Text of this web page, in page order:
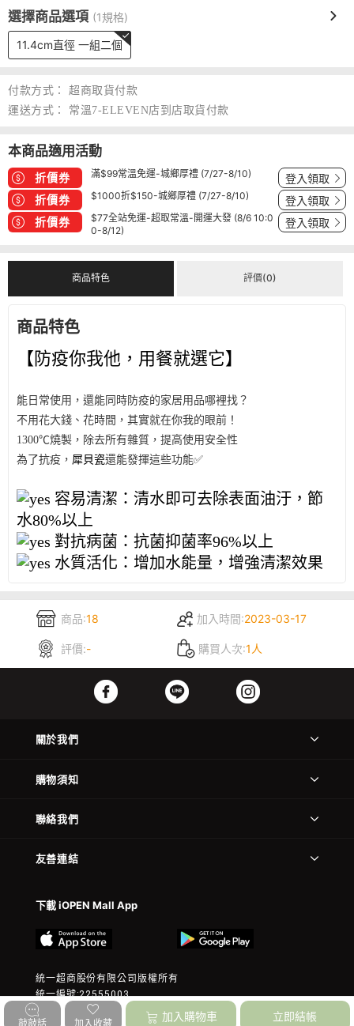
選擇商品選項 (1規格)
11.4cm直徑 一組二個
敲敲話 加入收藏
加入購物車 立即結帳
付款方式：
超商取貨付款
運送方式：
常溫7-ELEVEN店到店取貨付款
本商品適用活動
折價券 滿$99常溫免運-城鄉厚禮 (7/27-8/10) 登入領取
折價券 $1000折$150-城鄉厚禮 (7/27-8/10) 登入領取
折價券
$77全站免運-超取常溫-開運大發 (8/6 10:0
0-8/12)
登入領取
商品特色 評價(0)
商品特色
【防疫你我他，用餐就選它】
能日常使用，還能同時防疫的家居用品哪裡找？
不用花大錢、花時間，其實就在你我的眼前！
1300℃燒製，除去所有雜質，提高使用安全性
為了抗疫， 犀貝瓷還能發揮這些功能✅
容易清潔：清水即可去除表面油汙，節
水80%以上
對抗病菌：抗菌抑菌率96%以上
水質活化：增加水能量，增強清潔效果
商品:18 加入時間:2023-03-17
評價:- 購買人次:1人
關於我們
購物須知
聯絡我們
友善連結
下載 iOPEN Mall App
統一超商股份有限公司版權所有
統一編號:22555003
© 2023 President Chain Store Corp. All rights reserved.